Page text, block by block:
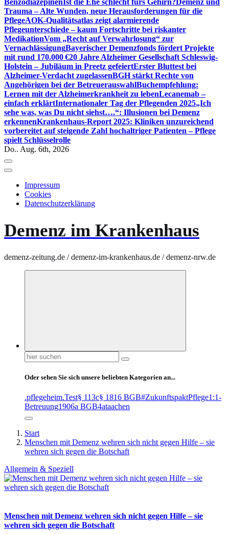
BenzodiazepinenIst die Ehe schlecht fürs Gehirn?Demenz und
Trauma – Alte Wunden, neue Herausforderungen für die
PflegeAOK-Qualitätsatlas zeigt alarmierende
Pflegeunterschiede – kaum Fortschritte bei riskanter
MedikationVom „Recht auf Verwahrlosung“ zur
VernachlässigungBayerischer Demenzfonds fördert Projekte
mit rund 170.000 €20 Jahre Alzheimer Gesellschaft Schleswig-
Holstein – Jubiläum in Preetz gefeiertErster Bluttest bei
Alzheimer-Verdacht zugelassenBGH stärkt Rechte von
Angehörigen bei der BetreuerauswahlBuchempfehlung:
Lernen mit der Alzheimerkrankheit zu lebenLecanemab –
einfach erklärtInternationaler Tag der Pflegenden 2025„Ich
sehe was, was Du nicht siehst….“: Illusionen bei Demenz
erkennenKrankenhaus-Report 2025: Kliniken unzureichend
vorbereitet auf steigende Zahl hochaltriger Patienten – Pflege
spielt Schlüsselrolle
Do.. Aug. 6th, 2026
Impressum
Cookies
Datenschutzerklärung
Demenz im Krankenhaus
demenz-zeitung.de / demenz-im-krankenhaus.de / demenz-nrw.de
Suchen
nach:
Oder sehen Sie sich unsere beliebten Kategorien an...
.pflegeheim.Test§ 113c§ 1816 BGB#ZukunftspaktPflege1:1-
Betreuung1906a BGB4ataachen
Start
Menschen mit Demenz wehren sich nicht gegen Hilfe – sie
wehren sich gegen die Botschaft
Allgemein & Speziell
Menschen mit Demenz wehren sich nicht gegen Hilfe – sie
wehren sich gegen die Botschaft